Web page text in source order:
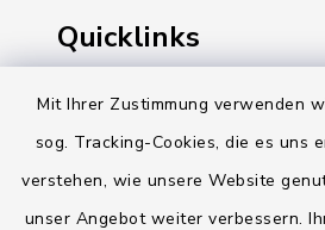
Mit Ihrer Zustimmung verwenden
sog. Tracking-Cookies, die es uns
verstehen, wie unsere Website
unser Angebot weiter verbessern.
Quicklinks
Ihre Behördennummer 115
Landesregierung